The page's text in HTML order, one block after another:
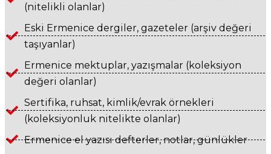
(nitelikli olanlar)
Eski Ermenice dergiler, gazeteler (arşiv değeri
taşıyanlar)
Ermenice mektuplar, yazışmalar (koleksiyon
değeri olanlar)
Sertifika, ruhsat, kimlik/evrak örnekleri
(koleksiyonluk nitelikte olanlar)
Ermenice el yazısı defterler, notlar, günlükler